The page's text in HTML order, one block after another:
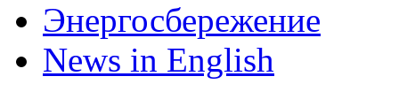
Энергосбережение
News in English